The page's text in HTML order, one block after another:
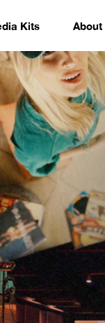
Kits About